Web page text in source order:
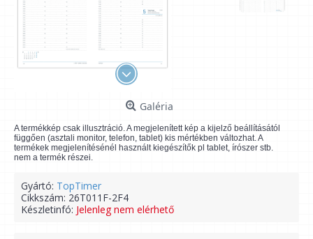
Galéria
A termékkép csak illusztráció. A megjelenített kép a kijelző beállításától
függően (asztali monitor, telefon, tablet) kis mértékben változhat. A
termékek megjelenítésénél használt kiegészítők pl tablet, írószer stb.
nem a termék részei.
Gyártó: TopTimer
Cikkszám: 26T011F-2F4
Készletinfó: Jelenleg nem elérhető